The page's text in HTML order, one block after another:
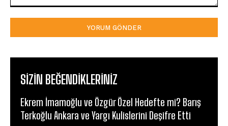
SIZIN BEĞENDIKLERINIZ
Ekrem İmamoğlu ve Özgür Özel Hedefte mi? Barış
Terkoğlu Ankara ve Yargı Kulislerini Deşifre Etti